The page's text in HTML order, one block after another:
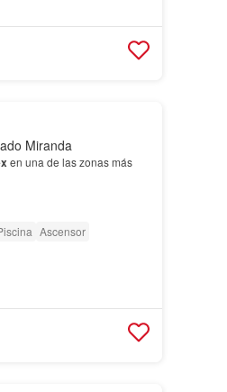
Miranda
en una de las zonas más
Ascensor